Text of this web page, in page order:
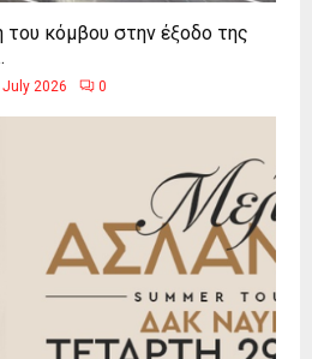
κόμβου στην έξοδο της
July 2026 0